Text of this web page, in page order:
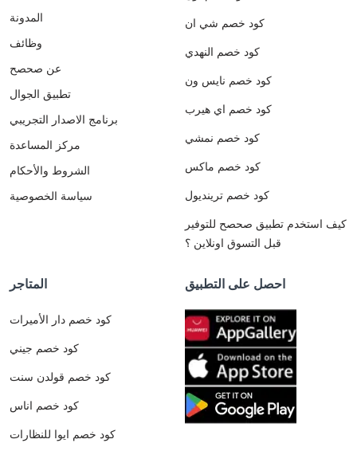
المدونة
وظائف
عن صحصح
تطبيق الجوال
برنامج الاصدار التجريبي
مركز المساعدة
الشروط والأحكام
سياسة الخصوصية
كود خصم شي ان
كود خصم النهدي
كود خصم نايس ون
كود خصم اي هيرب
كود خصم نمشي
كود خصم ماكس
كود خصم ترينديول
كيف استخدم تطبيق صحصح للتوفير
قبل التسوق اونلاين ؟
المتاجر
كود خصم دار الأميرات
كود خصم جيني
كود خصم قولدن سنت
كود خصم اناس
كود خصم ايوا للنظارات
احصل على التطبيق